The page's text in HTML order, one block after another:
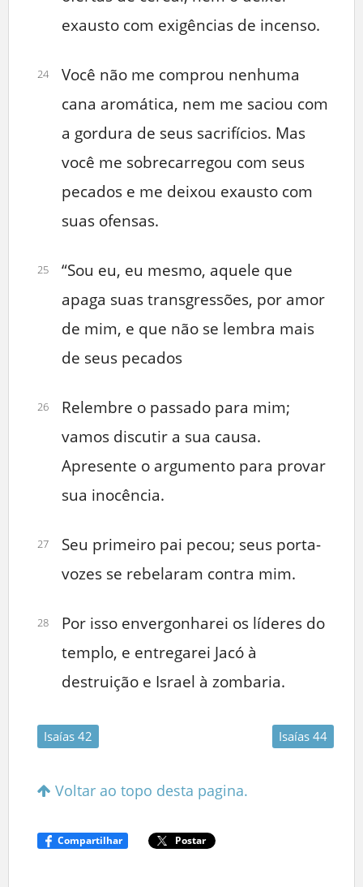
exausto com exigências de incenso.
24
Você não me comprou nenhuma
cana aromática, nem me saciou com
a gordura de seus sacrifícios. Mas
você me sobrecarregou com seus
pecados e me deixou exausto com
suas ofensas.
25
“Sou eu, eu mesmo, aquele que
apaga suas transgressões, por amor
de mim, e que não se lembra mais
de seus pecados
26
Relembre o passado para mim;
vamos discutir a sua causa.
Apresente o argumento para provar
sua inocência.
27
Seu primeiro pai pecou; seus porta-
vozes se rebelaram contra mim.
28
Por isso envergonharei os líderes do
templo, e entregarei Jacó à
destruição e Israel à zombaria.
Isaías 42 Isaías 44
Voltar ao topo desta pagina.
Compartilhar Postar